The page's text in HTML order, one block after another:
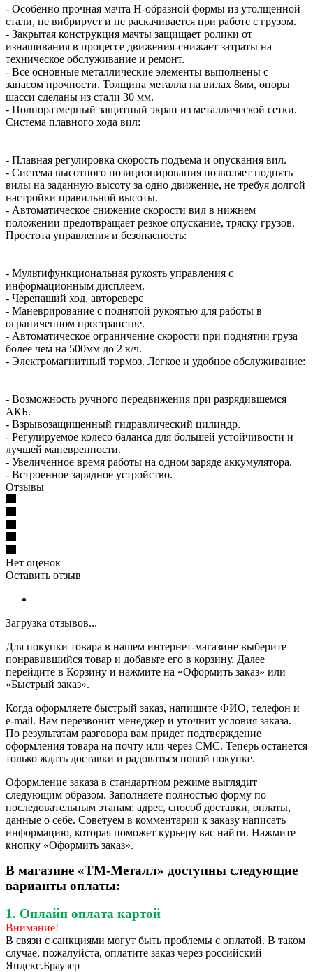
- Особенно прочная мачта H-образной формы из утолщенной
стали, не вибрирует и не раскачивается при работе с грузом.
- Закрытая конструкция мачты защищает ролики от
изнашивания в процессе движения-снижает затраты на
техническое обслуживание и ремонт.
- Все основные металлические элементы выполнены с
запасом прочности. Толщина металла на вилах 8мм, опоры
шасси сделаны из стали 30 мм.
- Полноразмерный защитный экран из металлической сетки.
Система плавного хода вил:
- Плавная регулировка скорость подъема и опускания вил.
- Система высотного позиционирования позволяет поднять
вилы на заданную высоту за одно движение, не требуя долгой
настройки правильной высоты.
- Автоматическое снижение скорости вил в нижнем
положении предотвращает резкое опускание, тряску грузов.
Простота управления и безопасность:
- Мультифункциональная рукоять управления с
информационным дисплеем.
- Черепаший ход, автореверс
- Маневрирование с поднятой рукоятью для работы в
ограниченном пространстве.
- Автоматическое ограничение скорости при поднятии груза
более чем на 500мм до 2 к/ч.
- Электромагнитный тормоз. Легкое и удобное обслуживание:
- Возможность ручного передвижения при разрядившемся
АКБ.
- Взрывозащищенный гидравлический цилиндр.
- Регулируемое колесо баланса для большей устойчивости и
лучшей маневренности.
- Увеличенное время работы на одном заряде аккумулятора.
- Встроенное зарядное устройство.
Отзывы
Нет оценок
Оставить отзыв
Загрузка отзывов...
Для покупки товара в нашем интернет-магазине выберите
понравившийся товар и добавьте его в корзину. Далее
перейдите в Корзину и нажмите на «Оформить заказ» или
«Быстрый заказ».
Когда оформляете быстрый заказ, напишите ФИО, телефон и
e-mail. Вам перезвонит менеджер и уточнит условия заказа.
По результатам разговора вам придет подтверждение
оформления товара на почту или через СМС. Теперь останется
только ждать доставки и радоваться новой покупке.
Оформление заказа в стандартном режиме выглядит
следующим образом. Заполняете полностью форму по
последовательным этапам: адрес, способ доставки, оплаты,
данные о себе. Советуем в комментарии к заказу написать
информацию, которая поможет курьеру вас найти. Нажмите
кнопку «Оформить заказ».
В магазине «ТМ-Металл» доступны следующие
варианты оплаты:
1. Онлайн оплата картой
Внимание!
В связи с санкциями могут быть проблемы с оплатой. В таком
случае, пожалуйста, оплатите заказ через российский
Яндекс.Браузер